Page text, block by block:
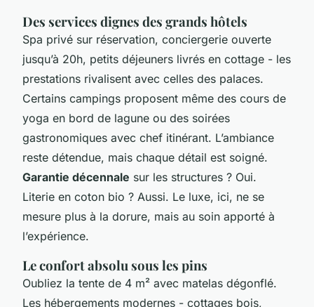
Des services dignes des grands hôtels
Spa privé sur réservation, conciergerie ouverte
jusqu’à 20h, petits déjeuners livrés en cottage - les
prestations rivalisent avec celles des palaces.
Certains campings proposent même des cours de
yoga en bord de lagune ou des soirées
gastronomiques avec chef itinérant. L’ambiance
reste détendue, mais chaque détail est soigné.
Garantie décennale sur les structures ? Oui.
Literie en coton bio ? Aussi. Le luxe, ici, ne se
mesure plus à la dorure, mais au soin apporté à
l’expérience.
Le confort absolu sous les pins
Oubliez la tente de 4 m² avec matelas dégonflé.
Les hébergements modernes - cottages bois,